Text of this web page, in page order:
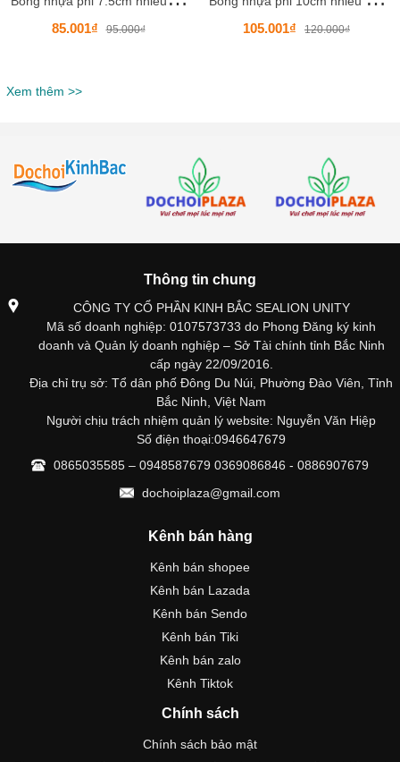
85.001₫ 95.000₫ 105.001₫ 120.000₫
Xem thêm >>
Thông tin chung
CÔNG TY CỔ PHẦN KINH BẮC SEALION UNITY
Mã số doanh nghiệp: 0107573733 do Phong Đăng ký kinh
doanh và Quản lý doanh nghiệp – Sở Tài chính tỉnh Bắc Ninh
cấp ngày 22/09/2016.
Địa chỉ trụ sở: Tổ dân phố Đông Du Núi, Phường Đào Viên, Tỉnh
Bắc Ninh, Việt Nam
Người chịu trách nhiệm quản lý website: Nguyễn Văn Hiệp
Số điện thoại:0946647679
0865035585 – 0948587679 0369086846 - 0886907679
dochoiplaza@gmail.com
Kênh bán hàng
Kênh bán shopee
Kênh bán Lazada
Kênh bán Sendo
Kênh bán Tiki
Kênh bán zalo
Kênh Tiktok
Chính sách
Chính sách bảo mật